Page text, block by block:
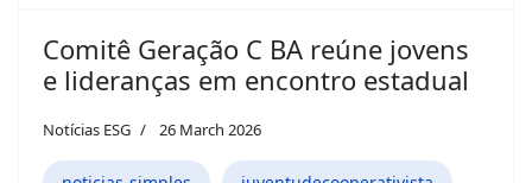
Comitê Geração C BA reúne jovens
e lideranças em encontro estadual
Notícias ESG 26 March 2026